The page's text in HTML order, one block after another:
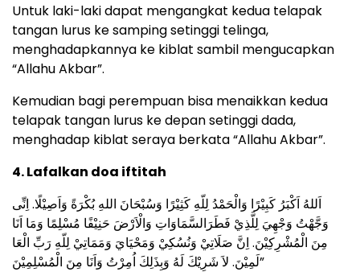
Untuk laki-laki dapat mengangkat kedua telapak
tangan lurus ke samping setinggi telinga,
menghadapkannya ke kiblat sambil mengucapkan
“Allahu Akbar”.
Kemudian bagi perempuan bisa menaikkan kedua
telapak tangan lurus ke depan setinggi dada,
menghadap kiblat seraya berkata “Allahu Akbar”.
4. Lafalkan doa iftitah
اَللهُ اَكْبَرُ كَبِيْرًا وَالْحَمْدُ لِلّهِ كَثِيْرًا وَسُبْحَانَ اللهِ بُكْرَةً وَاَصِيْلًا. اِنِّى
وَجَّهْتُ وَجْهِيَ لِلَّذِيْ فَطَرَالسَّمَاوَاتِ وَالْاَرْضَ حَنِيْفًا مُسْلِمًا وَمَا اَنَا
مِنَ الْمُشْرِكِيْنَ. اِنَّ صَلَاتِيْ وَنُسُكِيْ وَمَحْيَايَ وَمَمَاتِيْ لِلّهِ رَبِّ الْعَا
لَمِيْنَ. لاَ شَرِيْكَ لَهُ وَبِذَلِكَ اُمِرْتُ وَاَنَا مِنَ الْمُسْلِمِيْنَ”